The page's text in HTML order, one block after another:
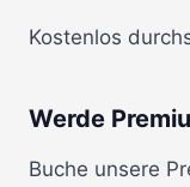
Kostenlos
Werde
Buche unsere